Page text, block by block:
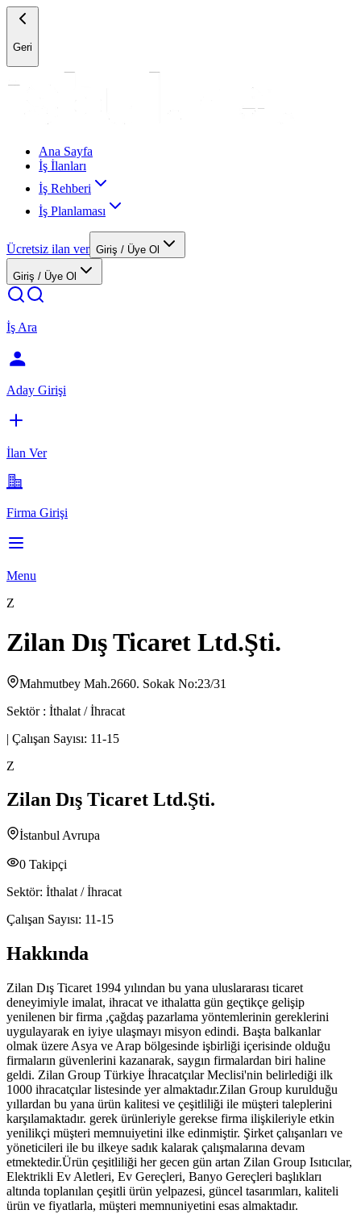
Geri
Ana Sayfa
İş İlanları
İş Rehberi
İş Planlaması
Ücretsiz ilan ver Giriş / Üye Ol
Giriş / Üye Ol
İş Ara
Aday Girişi
İlan Ver
Firma Girişi
Menu
Z
Zilan Dış Ticaret Ltd.Şti.
Mahmutbey Mah.2660. Sokak No:23/31
Sektör : İthalat / İhracat
| Çalışan Sayısı: 11-15
Z
Zilan Dış Ticaret Ltd.Şti.
İstanbul Avrupa
0 Takipçi
Sektör: İthalat / İhracat
Çalışan Sayısı: 11-15
Hakkında
Zilan Dış Ticaret 1994 yılından bu yana uluslararası ticaret
deneyimiyle imalat, ihracat ve ithalatta gün geçtikçe gelişip
yenilenen bir firma ,çağdaş pazarlama yöntemlerinin gereklerini
uygulayarak en iyiye ulaşmayı misyon edindi. Başta balkanlar
olmak üzere Asya ve Arap bölgesinde işbirliği içerisinde olduğu
firmaların güvenlerini kazanarak, saygın firmalardan biri haline
geldi. Zilan Group Türkiye İhracatçılar Meclisi'nin belirlediği ilk
1000 ihracatçılar listesinde yer almaktadır.Zilan Group kurulduğu
yıllardan bu yana ürün kalitesi ve çeşitliliği ile müşteri taleplerini
karşılamaktadır. gerek ürünleriyle gerekse firma ilişkileriyle etkin
yenilikçi müşteri memnuiyetini ilke edinmiştir. Şirket çalışanları ve
yöneticileri ile bu ilkeye sadık kalarak çalışmalarına devam
etmektedir.Ürün çeşitliliği her gecen gün artan Zilan Group Isıtıcılar,
Elektrikli Ev Aletleri, Ev Gereçleri, Banyo Gereçleri başlıkları
altında toplanılan çeşitli ürün yelpazesi, güncel tasarımları, kaliteli
ürün ve fiyatlarla, müşteri memnuniyetini esas almaktadır.